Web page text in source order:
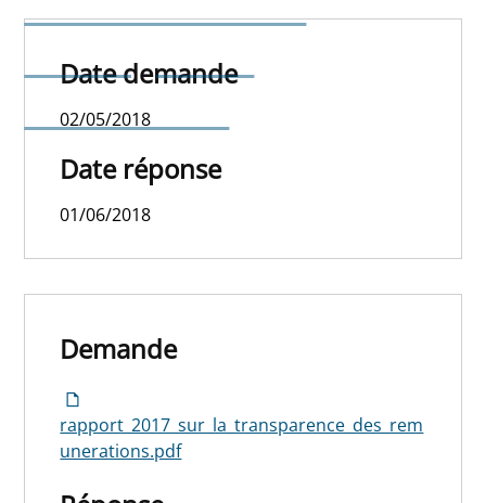
avantages des
mandataires
Date demande
02/05/2018
Date réponse
01/06/2018
Demande
rapport_2017_sur_la_transparence_des_rem
unerations.pdf